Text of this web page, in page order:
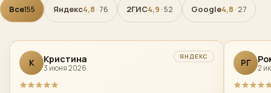
Все155 Яндекс4,8 · 76 2ГИС4,9 · 52 Google4,8 · 27
К Кристина
3 июня 2026
ЯНДЕКС
РГ 2